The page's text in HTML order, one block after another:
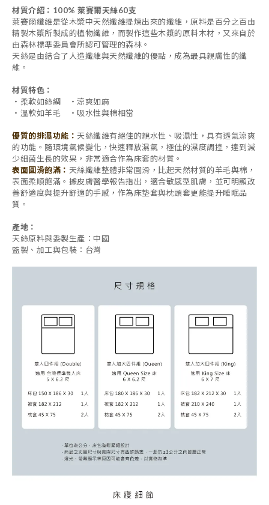
材質介紹：100% 萊賽爾天絲60支
萊賽爾纖維是從木漿中天然纖維提煉出來的纖維，原料是百分之百由
精製木漿所製成的植物纖維， 而製作這些木漿的原料木材，又來自於
由森林標準委員會所認可管理的森林。
天絲是由結合了人造纖維與天然纖維的優點，成為最具親膚性的纖
維。
材質特色：
・柔軟如絲綢
・ 涼爽如麻
・ 溫軟如羊毛 ・ 吸水性與棉相當
優質的排濕功能： 天絲纖維有絕佳的親水性、吸濕性，具有透氣涼爽
的功能。隨環境氣候變化，快速釋放濕氣，極佳的濕度調控，達到減
少細菌生長的效果，非常適合作為床套的材質。
表面圓滑飽滿： 天絲纖維整體非常圓滑，比起天然材質的羊毛與棉，
表面柔順飽滿。據皮膚醫學報告指出，適合敏感型肌膚，並可明顯改
善舒適度與提升舒適的手感，作為床墊套與枕頭套更能提升睡眠品
質。
產地：
天絲原料與委製生產：中國
監製、加工與包裝：台灣